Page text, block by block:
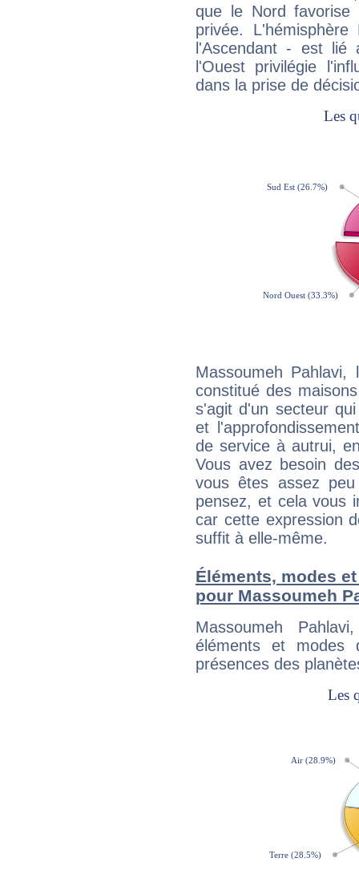
que le Nord favorise
privée.
l'Ascendant - est
l'Ouest privilégie
dans la prise de
Massoumeh
constitué des
s'agit d'un secteur
et
de service à autrui,
Vous avez besoin
vous êtes assez
pensez, et cela vous
car cette expression
suffit à elle-même.
Éléments, modes
pour Massoumeh
Massoumeh
éléments et modes
présences des